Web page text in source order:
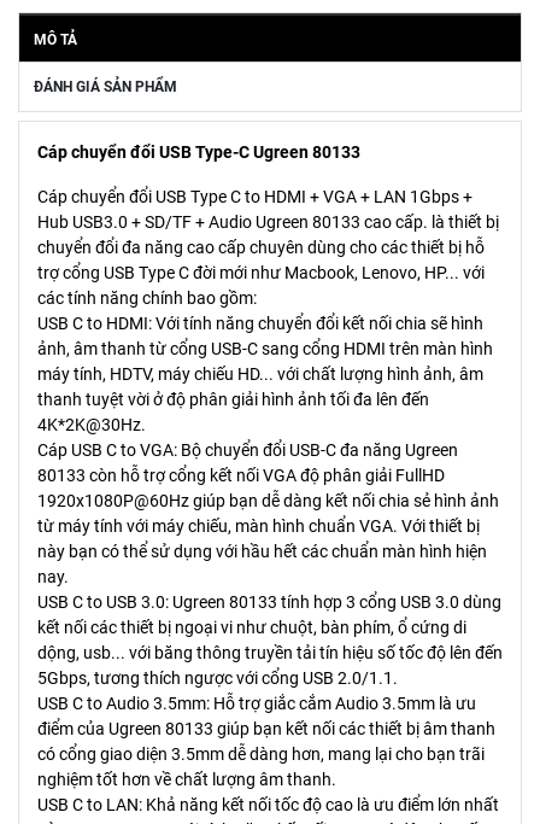
MÔ TẢ
ĐÁNH GIÁ SẢN PHẨM
Cáp chuyển đổi USB Type-C Ugreen 80133
Cáp chuyển đổi USB Type C to HDMI + VGA + LAN 1Gbps +
Hub USB3.0 + SD/TF + Audio Ugreen 80133 cao cấp. là thiết bị
chuyển đổi đa năng cao cấp chuyên dùng cho các thiết bị hỗ
trợ cổng USB Type C đời mới như Macbook, Lenovo, HP... với
các tính năng chính bao gồm:
USB C to HDMI: Với tính năng chuyển đổi kết nối chia sẽ hình
ảnh, âm thanh từ cổng USB-C sang cổng HDMI trên màn hình
máy tính, HDTV, máy chiếu HD... với chất lượng hình ảnh, âm
thanh tuyệt vời ở độ phân giải hình ảnh tối đa lên đến
4K*2K@30Hz.
Cáp USB C to VGA: Bộ chuyển đổi USB-C đa năng Ugreen
80133 còn hỗ trợ cổng kết nối VGA độ phân giải FullHD
1920x1080P@60Hz giúp bạn dễ dàng kết nối chia sẻ hình ảnh
từ máy tính với máy chiếu, màn hình chuẩn VGA. Với thiết bị
này bạn có thể sử dụng với hầu hết các chuẩn màn hình hiện
nay.
USB C to USB 3.0: Ugreen 80133 tính hợp 3 cổng USB 3.0 dùng
kết nối các thiết bị ngoại vi như chuột, bàn phím, ổ cứng di
dộng, usb... với băng thông truyền tải tín hiệu số tốc độ lên đến
5Gbps, tương thích ngược với cổng USB 2.0/1.1.
USB C to Audio 3.5mm: Hỗ trợ giắc cắm Audio 3.5mm là ưu
điểm của Ugreen 80133 giúp bạn kết nối các thiết bị âm thanh
có cổng giao diện 3.5mm dễ dàng hơn, mang lại cho bạn trãi
nghiệm tốt hơn về chất lượng âm thanh.
USB C to LAN: Khả năng kết nối tốc độ cao là ưu điểm lớn nhất